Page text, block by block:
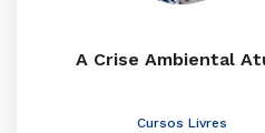
A Crise Ambiental
Cursos Livres